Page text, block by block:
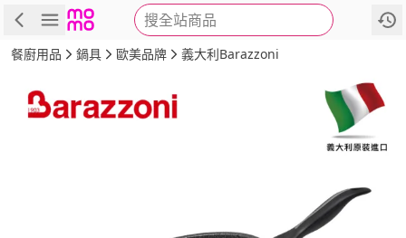
搜全站商品
商品 評價 詳情
餐廚用品 鍋具 歐美品牌 義大利Barazzoni